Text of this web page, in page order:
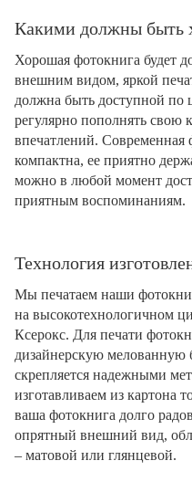
Какими должны быть
Хорошая фотокнига будет
внешним видом, яркой
должна быть доступной
регулярно пополнять свою
впечатлений. Современная
компактна, ее приятно
можно в любой момент
приятным воспоминаниям.
Технология
Мы печатаем наши
на высокотехнологичном
Ксерокс. Для печати
дизайнерскую
скрепляется надежными
изготавливаем из картона
ваша фотокнига долго
опрятный внешний вид,
– матовой или глянцевой.